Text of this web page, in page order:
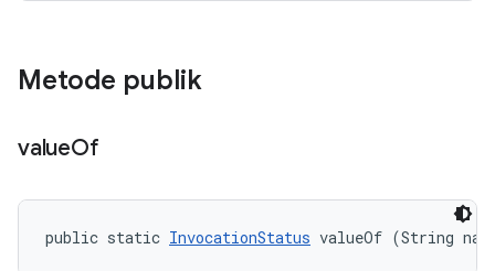
Metode publik
valueOf
public static InvocationStatus valueOf (String